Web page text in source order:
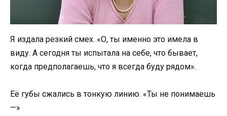
Я издала резкий смех. «О, ты именно это имела в
виду. А сегодня ты испытала на себе, что бывает,
когда предполагаешь, что я всегда буду рядом».
Её губы сжались в тонкую линию. «Ты не понимаешь
—»